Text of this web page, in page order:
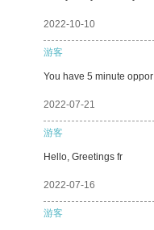
2022-10-10
游客
You have 5 minute oppor
2022-07-21
游客
Hello, Greetings fr
2022-07-16
游客